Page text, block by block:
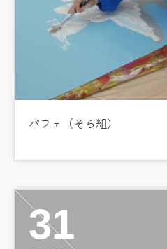
パフェ（そら組）
31